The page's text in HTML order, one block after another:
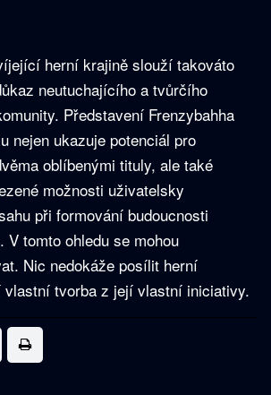
herní krajině slouží takováto
neutuchajícího a tvůrčího
Představení Frenzybahha
nejen ukazuje potenciál pro
oblíbenými tituly, ale také
možnosti uživatelsky
při formování budoucnosti
V tomto ohledu se mohou
Nic nedokáže posílit herní
vlastní tvorba z její vlastní iniciativy.